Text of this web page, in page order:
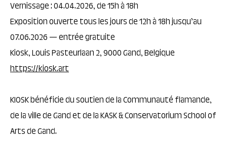
Vernissage : 04.04.2026, de 15h à 18h
Exposition ouverte tous les jours de 12h à 18h jusqu’au
07.06.2026 — entrée gratuite
Kiosk, Louis Pasteurlaan 2, 9000 Gand, Belgique
https://kiosk.art
KIOSK bénéficie du soutien de la Communauté flamande,
de la ville de Gand et de la KASK & Conservatorium School of
Arts de Gand.